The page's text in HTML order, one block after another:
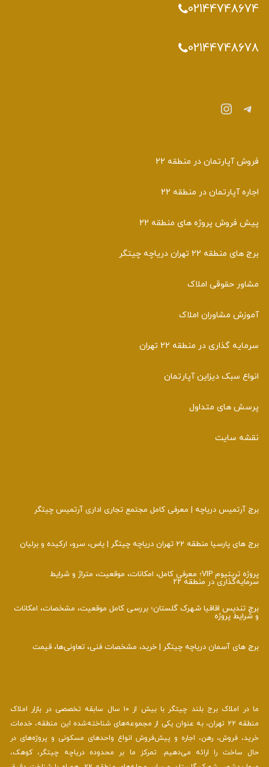
02144748674
02144748678
تلگراماینستاگرم
فروش آپارتمان در منطقه 22
اجاره آپارتمان در منطقه 22
پیش فروش پروژه های منطقه 22
برج های منطقه 22 تهران دریاچه چیتگر
مشاور حقوقی املاک
آموزش مشاوران املاک
سرمایه گذاری در منطقه 22 تهران
انواع سبک دیزاین آپارتمان
پرسش های متداول
نقشه سایت
برج آرتمیس دریاچه | معرفی کامل مجتمع تجاری اداری آرتمیس چیتگر
برج های پارسیا منطقه 22 تهران دریاچه چیتگر | یاس، سرو، ارکیده و برلیان
پروژه تریتیوم VIP؛ معرفی کامل، امکانات، موقعیت، متراژ و شرایط
سرمایه‌گذاری در منطقه ۲۲
برج تندیس اقاقیا شهرک گلستان؛ بررسی کامل موقعیت، مشخصات، امکانات
و شرایط پروژه
برج‌ های آسمان دریاچه چیتگر | خرید، مشخصات فنی، تعاونی‌ها، قیمت
ما در املاک برج بلند چیتگر با بیش از ۱۰ سال سابقه تخصصی در بازار املاک
منطقه ۲۲ تهران، به عنوان یکی از مجموعه‌های شناخته‌شده این منطقه، خدمات
خرید، فروش، رهن، اجاره و پیش‌فروش انواع واحدهای مسکونی و پروژه‌های در
حال ساخت را ارائه می‌دهیم. تمرکز ما بر محدوده دریاچه چیتگر، کوهک،